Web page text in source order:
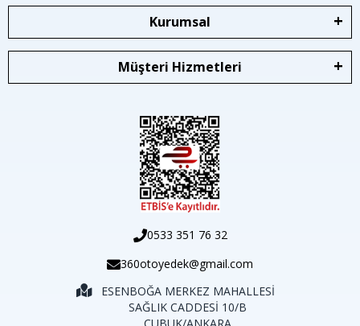
Kurumsal
Müşteri Hizmetleri
0533 351 76 32
360otoyedek@gmail.com
ESENBOĞA MERKEZ MAHALLESİ
SAĞLIK CADDESİ 10/B